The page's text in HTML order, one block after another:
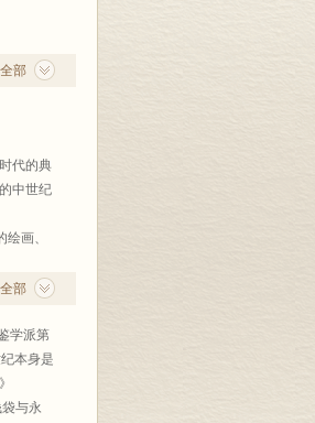
部
代的典
中世纪
画、
部
学派第
本身是
与永